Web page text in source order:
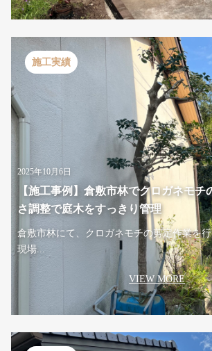
施工実績
2025年10月6日
【施工事例】倉敷市林でクロガネモチ
さ調整で庭木をすっきり管理
倉敷市林にて、クロガネモチの剪定作業を
現場...
VIEW MORE